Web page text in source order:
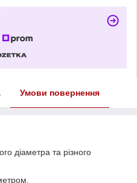
Умови повернення
діаметра та різного